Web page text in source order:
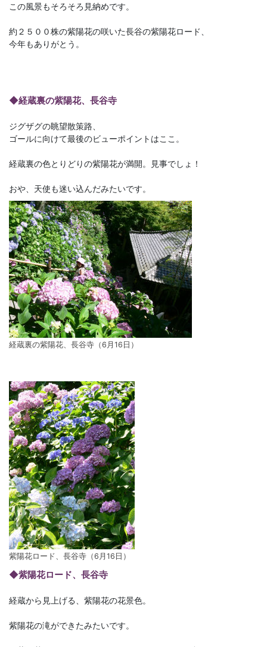
この風景もそろそろ見納めです。
約２５００株の紫陽花の咲いた長谷の紫陽花ロード、
今年もありがとう。
◆経蔵裏の紫陽花、長谷寺
ジグザグの眺望散策路、
ゴールに向けて最後のビューポイントはここ。
経蔵裏の色とりどりの紫陽花が満開。見事でしょ！
おや、天使も迷い込んだみたいです。
経蔵裏の紫陽花、長谷寺（6月16日）
紫陽花ロード、長谷寺（6月16日）
◆紫陽花ロード、長谷寺
経蔵から見上げる、紫陽花の花景色。
紫陽花の滝ができたみたいです。